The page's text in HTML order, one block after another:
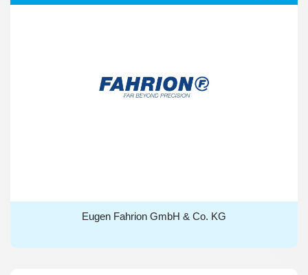
Eugen Fahrion GmbH & Co. KG
Eugen Fahrion GmbH & Co. KG